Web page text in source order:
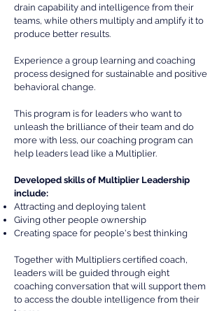
drain capability and intelligence from their
teams, while others multiply and amplify it to
produce better results.
Experience a group learning and coaching
process designed for sustainable and positive
behavioral change.
This program is for leaders who want to
unleash the brilliance of their team and do
more with less, our coaching program can
help leaders lead like a Multiplier.
Developed skills of Multiplier Leadership
include:
Attracting and deploying talent
Giving other people ownership
Creating space for people's best thinking
Together with Multipliers certified coach,
leaders will be guided through eight
coaching conversation that will support them
to access the double intelligence from their